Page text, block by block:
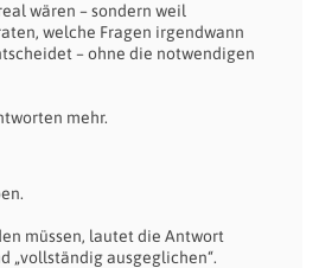
wären – sondern weil
welche Fragen irgendwann
– ohne die notwendigen
mehr.
müssen, lautet die Antwort
„vollständig ausgeglichen“.